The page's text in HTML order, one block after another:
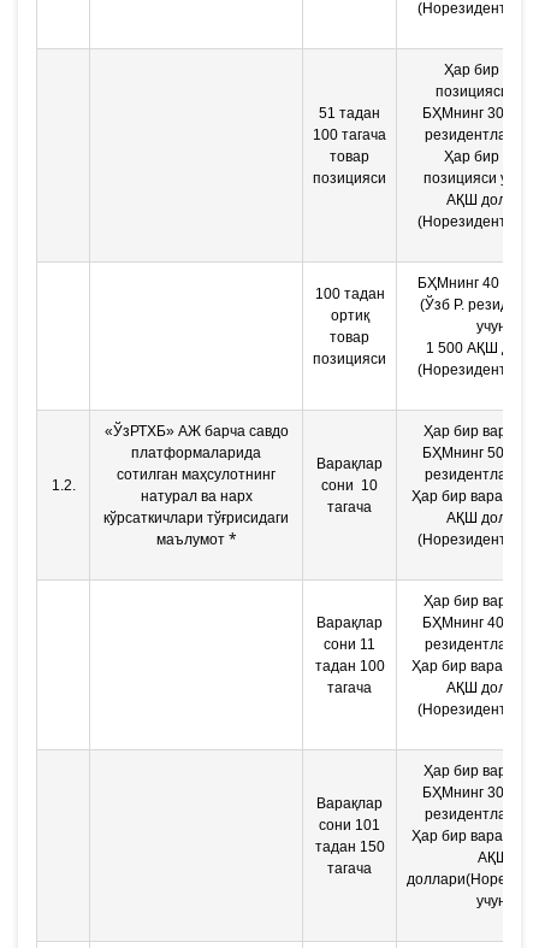
(Норезидентлар
51 тадан
100 тагача
товар
позицияси
Ҳар бир
позицияси
БҲМнинг 30%
резидентлари
Ҳар бир
позицияси учун
АҚШ доллари
(Норезидентлар
100 тадан
ортиқ
товар
позицияси
БҲМнинг 40
(Ўзб Р.
учун)
1 500 АҚШ
(Норезидентлар
1.2.
«ЎзРТХБ» АЖ барча савдо
платформаларида
сотилган маҳсулотнинг
натурал ва нарх
кўрсаткичлари тўғрисидаги
маълумот *
Варақлар
сони 10
тагача
Ҳар бир варақ
БҲМнинг 50%
резидентлари
Ҳар бир варақ
АҚШ доллари
(Норезидентлар
Варақлар
сони 11
тадан 100
тагача
Ҳар бир варақ
БҲМнинг 40%
резидентлари
Ҳар бир варақ
АҚШ доллари
(Норезидентлар
Варақлар
сони 101
тадан 150
тагача
Ҳар бир варақ
БҲМнинг 30%
резидентлари
Ҳар бир варақ
АҚШ
учун)